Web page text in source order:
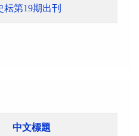
耘第19期出刊
中文標題